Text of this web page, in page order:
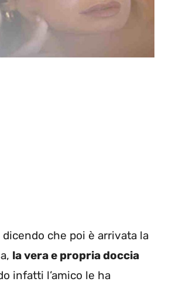
che poi è arrivata la
la vera e propria doccia
infatti l’amico le ha